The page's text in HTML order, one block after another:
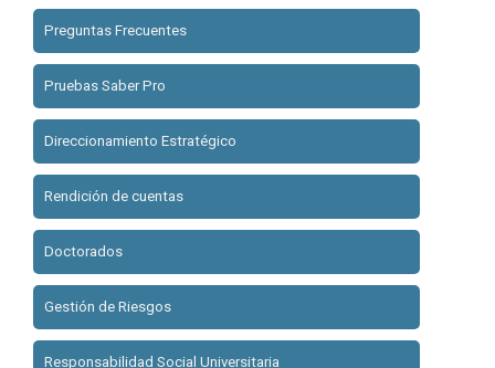
Preguntas Frecuentes
Pruebas Saber Pro
Direccionamiento Estratégico
Rendición de cuentas
Doctorados
Gestión de Riesgos
Responsabilidad Social Universitaria